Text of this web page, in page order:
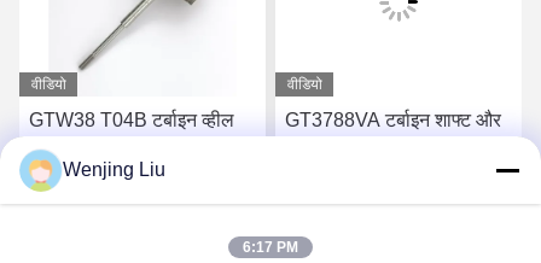
वीडियो
GTW38 T04B टर्बाइन व्हील
शाफ्ट 407276-6 407276-19
446905-2 446905-5
टर्बोचार्जर के लिए
सबसे अच्छी कीमत पाएं
वीडियो
GT3788VA टर्बाइन शाफ्ट और
848212-5002S टर्बोचार्जर के
लिए
Wenjing Liu
6:17 PM